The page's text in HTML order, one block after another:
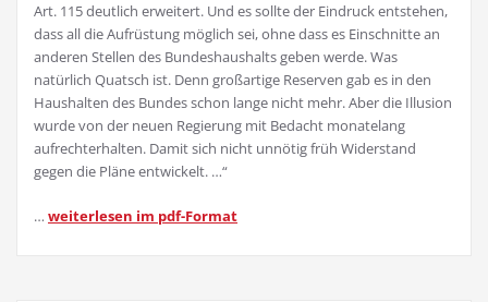
Art. 115 deutlich erweitert. Und es sollte der Eindruck entstehen,
dass all die Aufrüstung möglich sei, ohne dass es Einschnitte an
anderen Stellen des Bundeshaushalts geben werde. Was
natürlich Quatsch ist. Denn großartige Reserven gab es in den
Haushalten des Bundes schon lange nicht mehr. Aber die Illusion
wurde von der neuen Regierung mit Bedacht monatelang
aufrechterhalten. Damit sich nicht unnötig früh Widerstand
gegen die Pläne entwickelt. …“
… weiterlesen im pdf-Format